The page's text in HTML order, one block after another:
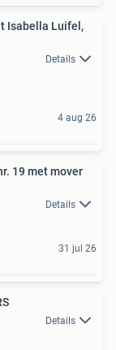
Isabella Luifel,
Details
4 aug 26
19 met mover
Details
31 jul 26
Details